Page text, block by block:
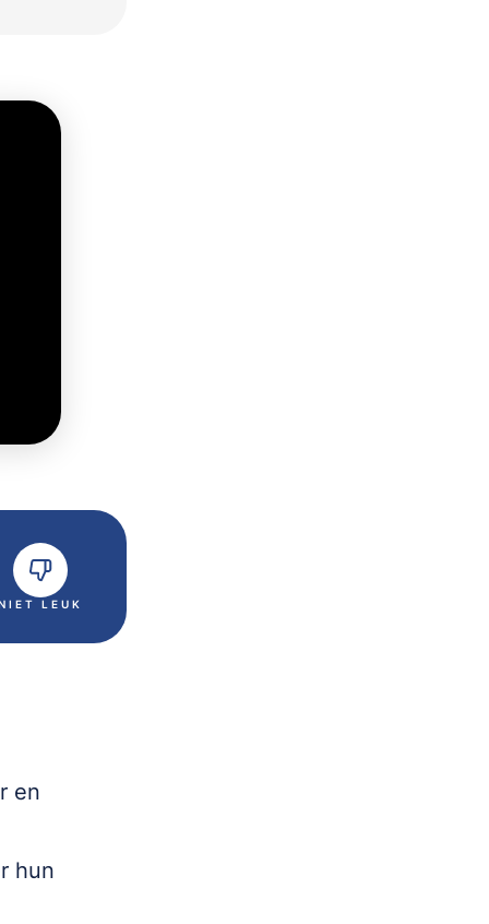
LEUK
en
hun